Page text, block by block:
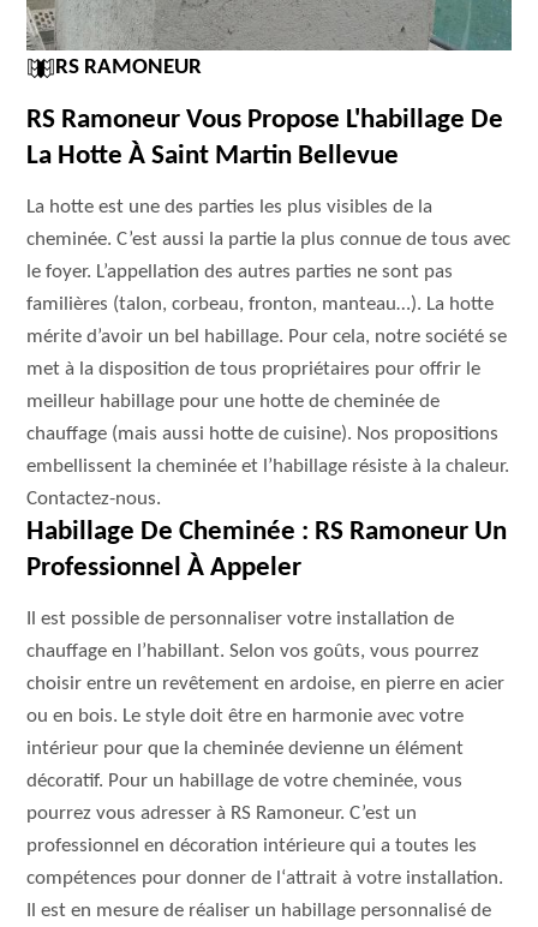
RS RAMONEUR
RS Ramoneur Vous Propose L'habillage De
La Hotte À Saint Martin Bellevue
La hotte est une des parties les plus visibles de la
cheminée. C’est aussi la partie la plus connue de tous avec
le foyer. L’appellation des autres parties ne sont pas
familières (talon, corbeau, fronton, manteau…). La hotte
mérite d’avoir un bel habillage. Pour cela, notre société se
met à la disposition de tous propriétaires pour offrir le
meilleur habillage pour une hotte de cheminée de
chauffage (mais aussi hotte de cuisine). Nos propositions
embellissent la cheminée et l’habillage résiste à la chaleur.
Contactez-nous.
Habillage De Cheminée : RS Ramoneur Un
Professionnel À Appeler
Il est possible de personnaliser votre installation de
chauffage en l’habillant. Selon vos goûts, vous pourrez
choisir entre un revêtement en ardoise, en pierre en acier
ou en bois. Le style doit être en harmonie avec votre
intérieur pour que la cheminée devienne un élément
décoratif. Pour un habillage de votre cheminée, vous
pourrez vous adresser à RS Ramoneur. C’est un
professionnel en décoration intérieure qui a toutes les
compétences pour donner de l‘attrait à votre installation.
Il est en mesure de réaliser un habillage personnalisé de